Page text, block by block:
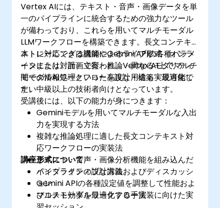
Vertex AIには、テキスト・音声・画像データを単
一のパイプラインに統合するための強力なツール
が備わっており、これらを用いてマルチモーダル
LLMワークフローを構築できます。長文コンテキ
ストに対応できる機能やGemini APIの各種パラメ
ータにより、計画立案・推論・異なるモダリティ
間での情報処理といった高度な用途も実現可能で
す。
本トレーニングは講師によるライブ形式（オンラ
インまたは対面）で行われ、Vertex AI上でマルチ
モーダルAIワークフローを設計・構築・最適化し
たい中級以上の技術者向けとなっています。
受講後には、以下の能力が身につきます：
Geminiモデルを用いてマルチモーダルな入出
力を実現する方法
複雑な推論処理に適した長文コンテキスト対
応ワークフローの実装法
テキスト・音声・画像分析機能を組み込んだ
パイプラインの設計方法
Gemini APIの各種設定値を調整して性能およ
びコスト効率を最適化する手法
講座形式について
インタラクティブな講義およびディスカッシ
ョン
マルチモーダルワークフロー実装に向けた実